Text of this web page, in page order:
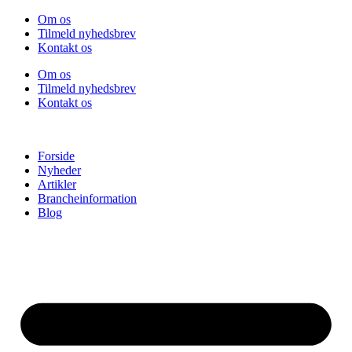
Videre
indhold
Om os
Tilmeld nyhedsbrev
Kontakt os
Om os
Tilmeld nyhedsbrev
Kontakt os
Forside
Nyheder
Artikler
Brancheinformation
Blog